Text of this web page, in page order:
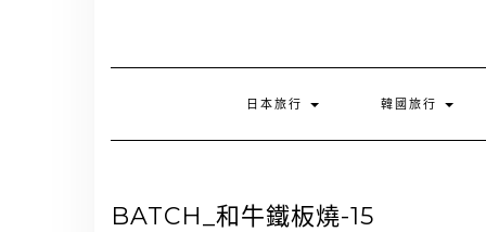
日本旅行 韓國旅行
BATCH_和牛鐵板燒-15